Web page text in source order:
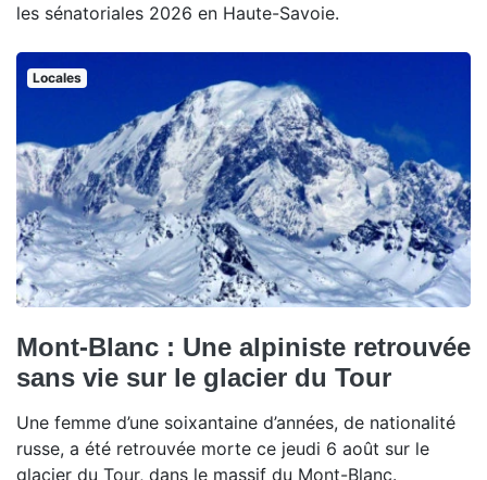
les sénatoriales 2026 en Haute-Savoie.
Locales
Mont-Blanc : Une alpiniste retrouvée
sans vie sur le glacier du Tour
Une femme d’une soixantaine d’années, de nationalité
russe, a été retrouvée morte ce jeudi 6 août sur le
glacier du Tour, dans le massif du Mont-Blanc.